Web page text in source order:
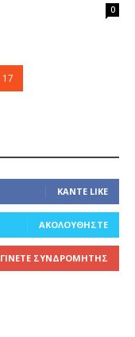
0
17
ΚΆΝΤΕ LIKE
ΑΚΟΛΟΥΘΉΣΤΕ
ΓΊΝΕΤΕ ΣΥΝΔΡΟΜΗΤΉΣ